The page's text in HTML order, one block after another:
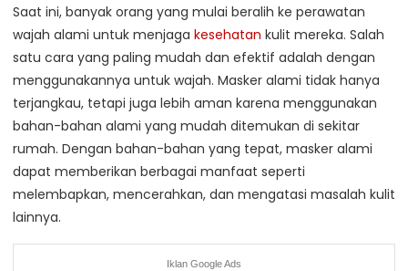
Saat ini, banyak orang yang mulai beralih ke perawatan
wajah alami untuk menjaga kesehatan kulit mereka. Salah
satu cara yang paling mudah dan efektif adalah dengan
menggunakannya untuk wajah. Masker alami tidak hanya
terjangkau, tetapi juga lebih aman karena menggunakan
bahan-bahan alami yang mudah ditemukan di sekitar
rumah. Dengan bahan-bahan yang tepat, masker alami
dapat memberikan berbagai manfaat seperti
melembapkan, mencerahkan, dan mengatasi masalah kulit
lainnya.
Iklan Google Ads